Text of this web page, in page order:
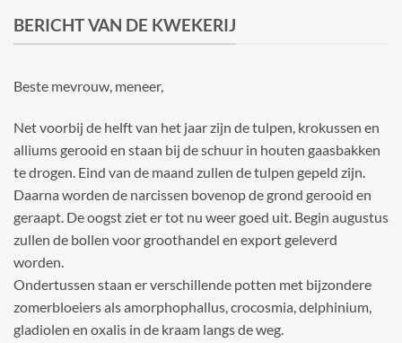
BERICHT VAN DE KWEKERIJ
Beste mevrouw, meneer,
Net voorbij de helft van het jaar zijn de tulpen, krokussen en
alliums gerooid en staan bij de schuur in houten gaasbakken
te drogen. Eind van de maand zullen de tulpen gepeld zijn.
Daarna worden de narcissen bovenop de grond gerooid en
geraapt. De oogst ziet er tot nu weer goed uit. Begin augustus
zullen de bollen voor groothandel en export geleverd
worden.
Ondertussen staan er verschillende potten met bijzondere
zomerbloeiers als amorphophallus, crocosmia, delphinium,
gladiolen en oxalis in de kraam langs de weg.